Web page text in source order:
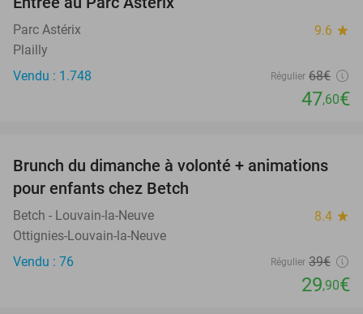
Parc Astérix 9.6 star
Plailly
Vendu : 1.748
Régulier 68€
47,60€
23%
Brunch du dimanche à volonté + animations
pour enfants chez Betch
Betch - Louvain-la-Neuve 8.4 star
Ottignies-Louvain-la-Neuve
Vendu : 76
Régulier 39€
29,90€